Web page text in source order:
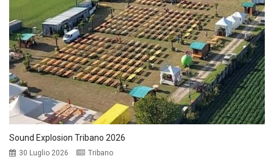
Sound Explosion Tribano 2026
30 Luglio 2026 Tribano